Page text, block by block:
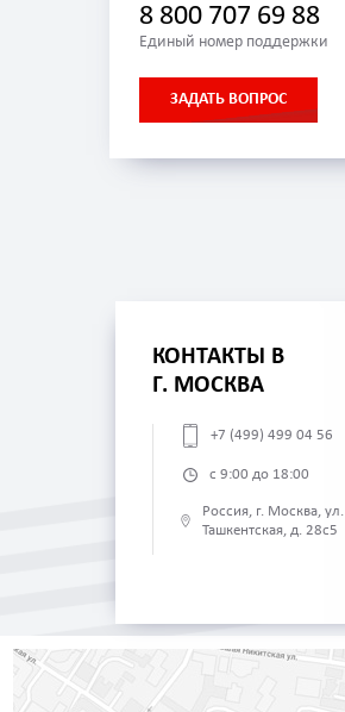
8 800 707 69 88
Единый номер поддержки
ЗАДАТЬ ВОПРОС
КОНТАКТЫ В
Г. МОСКВА
+7 (499) 499 04 56
с 9:00 до 18:00
Россия, г. Москва, ул.
Ташкентская, д. 28с5